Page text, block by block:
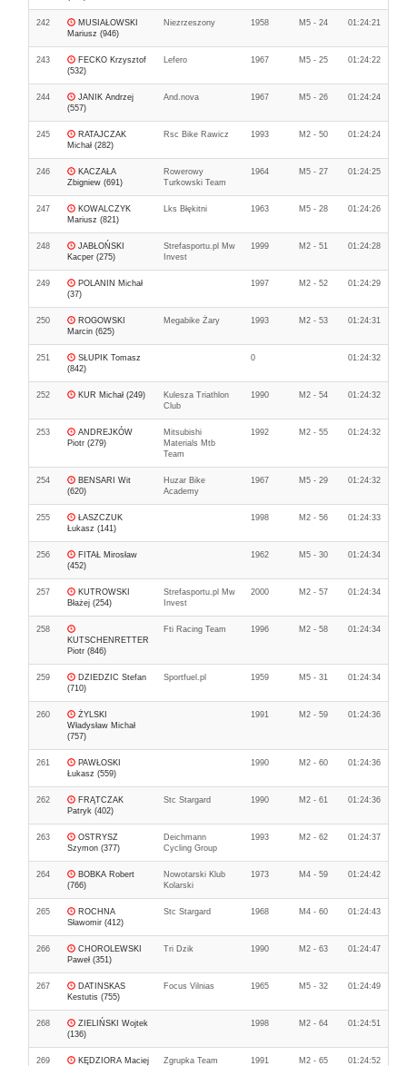
242
MUSIAŁOWSKI
Mariusz (946)
Niezrzeszony 1958 M5 - 24 01:24:21
243
FECKO Krzysztof
(532)
Lefero 1967 M5 - 25 01:24:22
244
JANIK Andrzej
(557)
And.nova 1967 M5 - 26 01:24:24
245
RATAJCZAK
Michał (282)
Rsc Bike Rawicz 1993 M2 - 50 01:24:24
246
KACZAŁA
Zbigniew (691)
Rowerowy
Turkowski Team
1964 M5 - 27 01:24:25
247
KOWALCZYK
Mariusz (821)
Lks Błękitni 1963 M5 - 28 01:24:26
248
JABŁOŃSKI
Kacper (275)
Strefasportu.pl Mw
Invest
1999 M2 - 51 01:24:28
249
POLANIN Michał
(37)
1997 M2 - 52 01:24:29
250
ROGOWSKI
Marcin (625)
Megabike Żary 1993 M2 - 53 01:24:31
251
SŁUPIK Tomasz
(842)
0 01:24:32
252 KUR Michał (249)
Kulesza Triathlon
Club
1990 M2 - 54 01:24:32
253
ANDREJKÓW
Piotr (279)
Mitsubishi
Materials Mtb
Team
1992 M2 - 55 01:24:32
254
BENSARI Wit
(620)
Huzar Bike
Academy
1967 M5 - 29 01:24:32
255
ŁASZCZUK
Łukasz (141)
1998 M2 - 56 01:24:33
256
FITAŁ Mirosław
(452)
1962 M5 - 30 01:24:34
257
KUTROWSKI
Błażej (254)
Strefasportu.pl Mw
Invest
2000 M2 - 57 01:24:34
258
KUTSCHENRETTER
Piotr (846)
Fti Racing Team 1996 M2 - 58 01:24:34
259
DZIEDZIC Stefan
(710)
Sportfuel.pl 1959 M5 - 31 01:24:34
260
ŻYLSKI
Władysław Michał
(757)
1991 M2 - 59 01:24:36
261
PAWŁOSKI
Łukasz (559)
1990 M2 - 60 01:24:36
262
FRĄTCZAK
Patryk (402)
Stc Stargard 1990 M2 - 61 01:24:36
263
OSTRYSZ
Szymon (377)
Deichmann
Cycling Group
1993 M2 - 62 01:24:37
264
BOBKA Robert
(766)
Nowotarski Klub
Kolarski
1973 M4 - 59 01:24:42
265
ROCHNA
Sławomir (412)
Stc Stargard 1968 M4 - 60 01:24:43
266
CHOROLEWSKI
Paweł (351)
Tri Dzik 1990 M2 - 63 01:24:47
267
DATINSKAS
Kestutis (755)
Focus Vilnias 1965 M5 - 32 01:24:49
268
ZIELIŃSKI Wojtek
(136)
1998 M2 - 64 01:24:51
269
KĘDZIORA Maciej
Zgrupka Team 1991 M2 - 65 01:24:52